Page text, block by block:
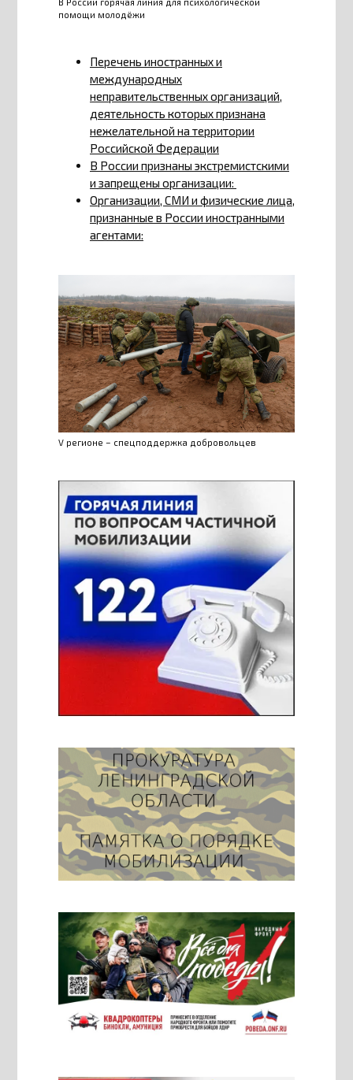
помощи молодёжи
Перечень иностранных и
международных
неправительственных организаций,
деятельность которых признана
нежелательной на территории
Российской Федерации
В России признаны экстремистскими
и запрещены организации:
Организации, СМИ и физические лица,
признанные в России иностранными
агентами:
V регионе – спецподдержка добровольцев